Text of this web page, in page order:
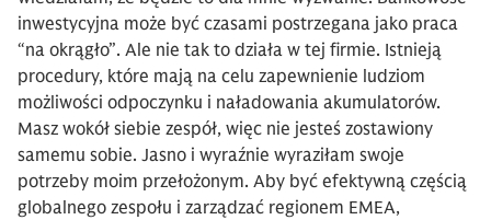
inwestycyjna może być czasami postrzegana jako praca
“na okrągło”. Ale nie tak to działa w tej firmie. Istnieją
procedury, które mają na celu zapewnienie ludziom
możliwości odpoczynku i naładowania akumulatorów.
Masz wokół siebie zespół, więc nie jesteś zostawiony
samemu sobie. Jasno i wyraźnie wyraziłam swoje
potrzeby moim przełożonym. Aby być efektywną częścią
globalnego zespołu i zarządzać regionem EMEA,